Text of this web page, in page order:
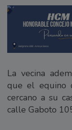
La vecina
que el equino
cercano a su
calle Gaboto